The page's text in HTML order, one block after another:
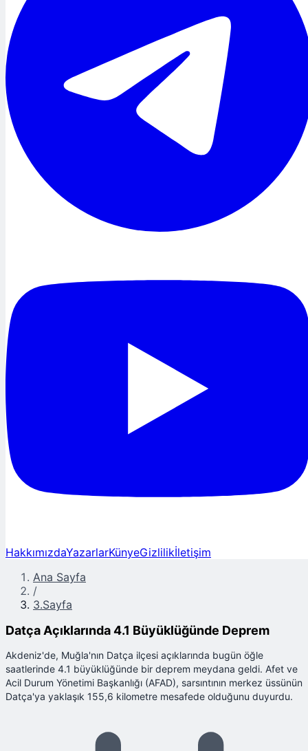
HakkımızdaYazarlarKünyeGizlilikİletişim
Ana Sayfa
/
3.Sayfa
Datça Açıklarında 4.1 Büyüklüğünde Deprem
Akdeniz'de, Muğla'nın Datça ilçesi açıklarında bugün öğle
saatlerinde 4.1 büyüklüğünde bir deprem meydana geldi. Afet ve
Acil Durum Yönetimi Başkanlığı (AFAD), sarsıntının merkez üssünün
Datça'ya yaklaşık 155,6 kilometre mesafede olduğunu duyurdu.